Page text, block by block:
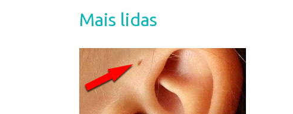
Mais lidas